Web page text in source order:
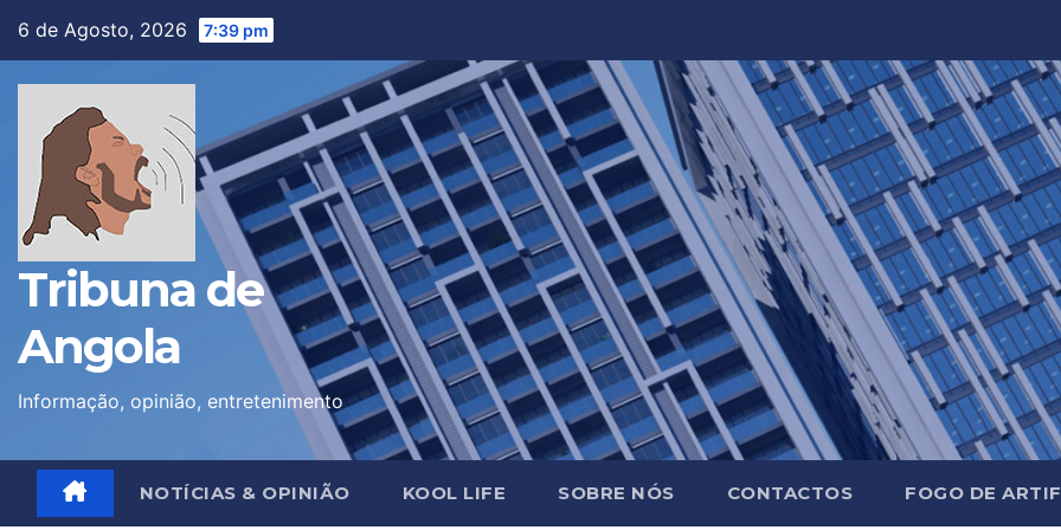
6 de Agosto, 2026 7:39 pm
Tribuna de
Angola
Informação, opinião, entretenimento
NOTÍCIAS & OPINIÃO KOOL LIFE SOBRE NÓS CONTACTOS FOGO DE